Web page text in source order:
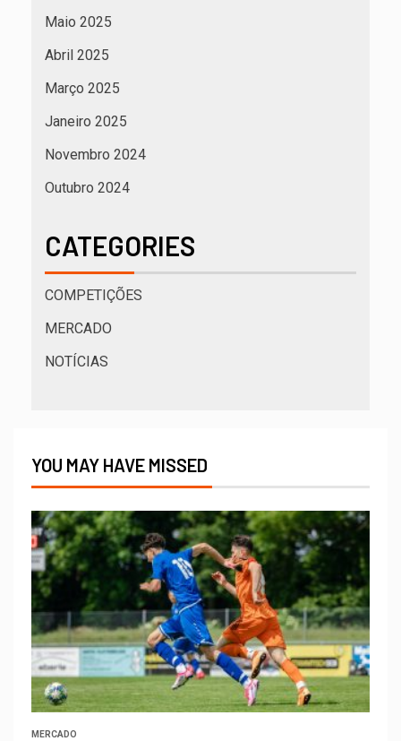
Maio 2025
Abril 2025
Março 2025
Janeiro 2025
Novembro 2024
Outubro 2024
CATEGORIES
COMPETIÇÕES
MERCADO
NOTÍCIAS
YOU MAY HAVE MISSED
MERCADO